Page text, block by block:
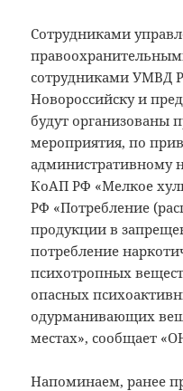
Сотрудниками
сотрудниками УМВД
Новороссийску и
будут организованы
мероприятия, по
административному
КоАП РФ «Мелкое
РФ «Потребление
продукции в
потребление
психотропных
опасных
одурманивающих
местах», сообщает
Напоминаем, ранее